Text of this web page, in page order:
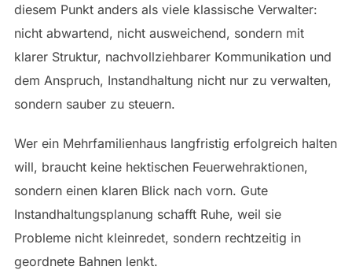
diesem Punkt anders als viele klassische Verwalter:
nicht abwartend, nicht ausweichend, sondern mit
klarer Struktur, nachvollziehbarer Kommunikation und
dem Anspruch, Instandhaltung nicht nur zu verwalten,
sondern sauber zu steuern.
Wer ein Mehrfamilienhaus langfristig erfolgreich halten
will, braucht keine hektischen Feuerwehraktionen,
sondern einen klaren Blick nach vorn. Gute
Instandhaltungsplanung schafft Ruhe, weil sie
Probleme nicht kleinredet, sondern rechtzeitig in
geordnete Bahnen lenkt.